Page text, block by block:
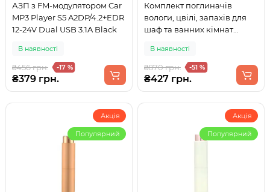
АЗП з FM-модулятором Car
MP3 Player S5 A2DP/4.2+EDR
12-24V Dual USB 3.1A Black
В наявності
₴456 грн. -17 %
₴379 грн.
Комплект поглиначів
вологи, цвілі, запахів для
шаф та ванних кімнат
Зелений
В наявності
₴870 грн. -51 %
₴427 грн.
Акція
Популярний
Акція
Популярний